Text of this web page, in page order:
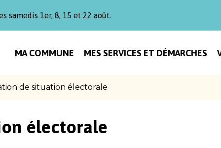
samedis 1er, 8, 15 et 22 août.
MA COMMUNE MES SERVICES ET DÉMARCHES
de situation électorale
électorale